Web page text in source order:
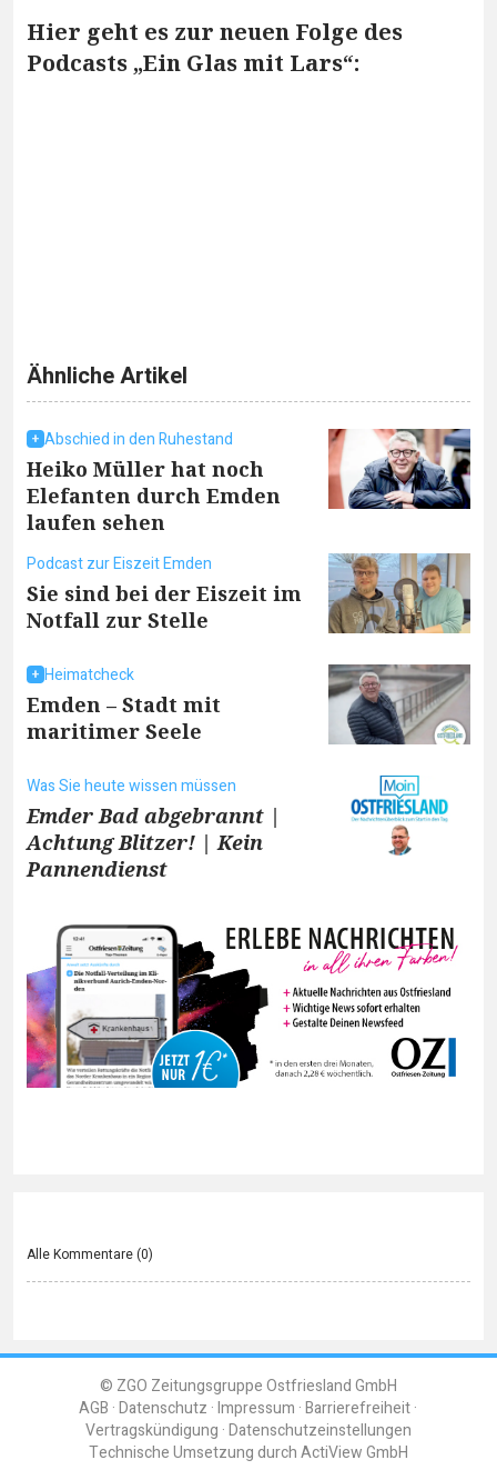
Hier geht es zur neuen Folge des
Podcasts „Ein Glas mit Lars“:
Ähnliche Artikel
Abschied in den Ruhestand
Heiko Müller hat noch
Elefanten durch Emden
laufen sehen
Podcast zur Eiszeit Emden
Sie sind bei der Eiszeit im
Notfall zur Stelle
Heimatcheck
Emden – Stadt mit
maritimer Seele
Was Sie heute wissen müssen
Emder Bad abgebrannt |
Achtung Blitzer! | Kein
Pannendienst
Alle Kommentare (0)
© ZGO Zeitungsgruppe Ostfriesland GmbH
AGB Datenschutz Impressum Barrierefreiheit
Vertragskündigung Datenschutzeinstellungen
Technische Umsetzung durchActiView GmbH